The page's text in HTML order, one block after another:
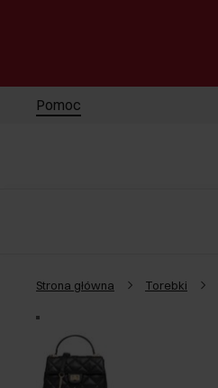
Pomoc
Strona główna Torebki